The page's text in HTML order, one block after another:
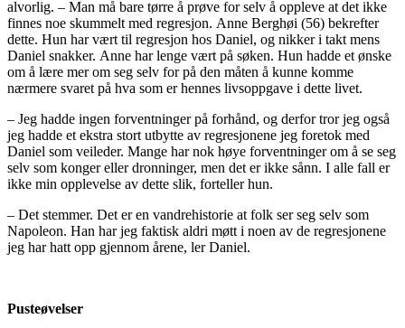
alvorlig. – Man må bare tørre å prøve for selv å oppleve at det ikke
finnes noe skummelt med regresjon. Anne Berghøi (56) bekrefter
dette. Hun har vært til regresjon hos Daniel, og nikker i takt mens
Daniel snakker. Anne har lenge vært på søken. Hun hadde et ønske
om å lære mer om seg selv for på den måten å kunne komme
nærmere svaret på hva som er hennes livsoppgave i dette livet.
– Jeg hadde ingen forventninger på forhånd, og derfor tror jeg også
jeg hadde et ekstra stort utbytte av regresjonene jeg foretok med
Daniel som veileder. Mange har nok høye forventninger om å se seg
selv som konger eller dronninger, men det er ikke sånn. I alle fall er
ikke min opplevelse av dette slik, forteller hun.
– Det stemmer. Det er en vandrehistorie at folk ser seg selv som
Napoleon. Han har jeg faktisk aldri møtt i noen av de regresjonene
jeg har hatt opp gjennom årene, ler Daniel.
Pusteøvelser